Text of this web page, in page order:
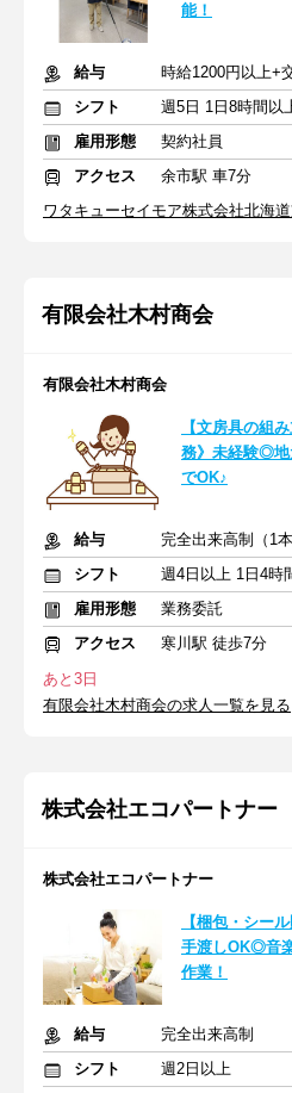
能！
給与
時給1200円以上+
シフト
週5日 1日8時間以
雇用形態
契約社員
アクセス
余市駅 車7分
ワタキューセイモア株式会社北海
有限会社木村商会
有限会社木村商会
【文房具の組
務》未経験◎地
でOK♪
給与
完全出来高制（1本
シフト
雇用形態
業務委託
アクセス
寒川駅 徒歩7分
あと3日
有限会社木村商会の求人一覧を見る
株式会社エコパートナー
株式会社エコパートナー
【梱包・シー
手渡しOK◎音
作業！
給与
完全出来高制
シフト
週2日以上